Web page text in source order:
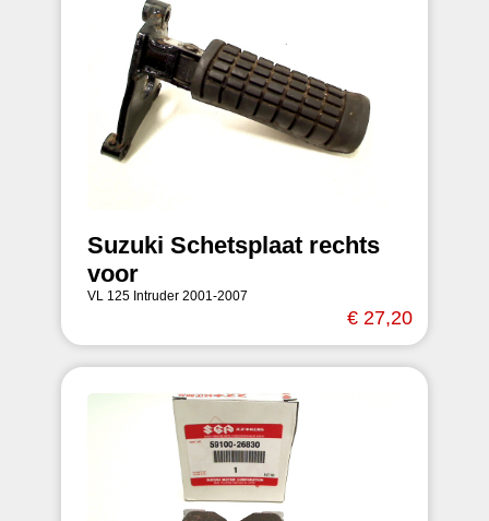
Suzuki Schetsplaat rechts
voor
VL 125 Intruder 2001-2007
€ 27,20